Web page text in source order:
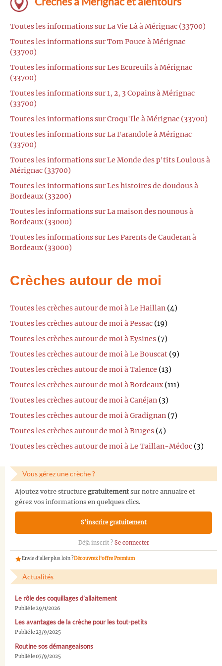
Toutes les informations sur La Vie Là à Mérignac (33700)
Toutes les informations sur Tom Pouce à Mérignac
(33700)
Toutes les informations sur Les Ecureuils à Mérignac
(33700)
Toutes les informations sur 1, 2, 3 Copains à Mérignac
(33700)
Toutes les informations sur Croqu'Ile à Mérignac (33700)
Toutes les informations sur La Farandole à Mérignac
(33700)
Toutes les informations sur Le Monde des p'tits Loulous à
Mérignac (33700)
Toutes les informations sur Les histoires de doudous à
Bordeaux (33200)
Toutes les informations sur La maison des nounous à
Bordeaux (33000)
Toutes les informations sur Les Parents de Cauderan à
Bordeaux (33000)
Crèches autour de moi
Toutes les crèches autour de moi à Le Haillan (4)
Toutes les crèches autour de moi à Pessac (19)
Toutes les crèches autour de moi à Eysines (7)
Toutes les crèches autour de moi à Le Bouscat (9)
Toutes les crèches autour de moi à Talence (13)
Toutes les crèches autour de moi à Bordeaux(111)
Toutes les crèches autour de moi à Canéjan (3)
Toutes les crèches autour de moi à Gradignan (7)
Toutes les crèches autour de moi à Bruges (4)
Toutes les crèches autour de moi à Le Taillan-Médoc (3)
Vous gérez une crèche ?
Ajoutez votre structure gratuitementsur notre annuaire et
gérez vos informations en quelques clics.
S'inscrire gratuitement
Déjà inscrit ? Se connecter
Envie d'aller plus loin ?Découvrez l'offre Premium
Actualités
Le rôle des coquillages d’allaitement
Publié le 29/1/2026
Les avantages de la crèche pour les tout-petits
Publié le 23/9/2025
Routine sos démangeaisons
Publié le 07/9/2025